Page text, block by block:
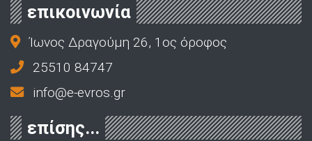
επικοινωνία
Ίωνος Δραγούμη 26, 1ος όροφος
25510 84747
info@e-evros.gr
επίσης...